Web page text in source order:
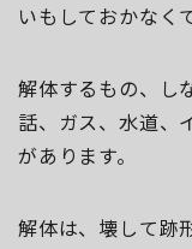
いもしておかなく
解体するもの、し
話、ガス、水道、
があります。
解体は、壊して跡